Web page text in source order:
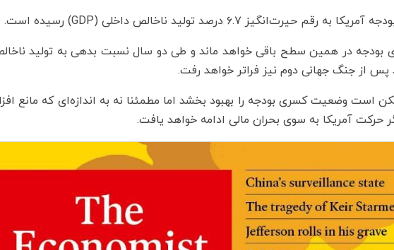
بودجه در همین سطح باقی خواهد ماند و طی دو سال نسبت بدهی به تولید
است وضعیت کسری بودجه را بهبود بخشد اما مطمئنا نه به اندازه‌ای که مانع
حرکت آمریکا به سوی بحران مالی ادامه خواهد یافت.